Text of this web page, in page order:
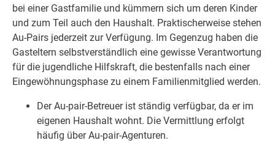
bei einer Gastfamilie und kümmern sich um deren Kinder
und zum Teil auch den Haushalt. Praktischerweise stehen
Au-Pairs jederzeit zur Verfügung. Im Gegenzug haben die
Gasteltern selbstverständlich eine gewisse Verantwortung
für die jugendliche Hilfskraft, die bestenfalls nach einer
Eingewöhnungsphase zu einem Familienmitglied werden.
Der Au-pair-Betreuer ist ständig verfügbar, da er im
eigenen Haushalt wohnt. Die Vermittlung erfolgt
häufig über Au-pair-Agenturen.